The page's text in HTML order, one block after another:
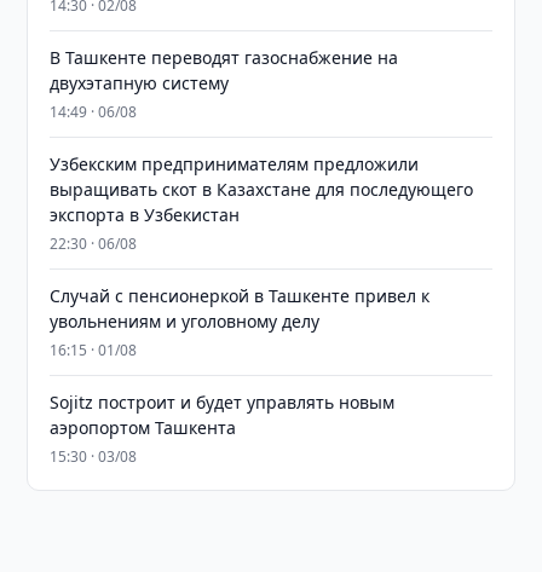
14:30 · 02/08
В Ташкенте переводят газоснабжение на
двухэтапную систему
14:49 · 06/08
Узбекским предпринимателям предложили
выращивать скот в Казахстане для последующего
экспорта в Узбекистан
22:30 · 06/08
Случай с пенсионеркой в Ташкенте привел к
увольнениям и уголовному делу
16:15 · 01/08
Sojitz построит и будет управлять новым
аэропортом Ташкента
15:30 · 03/08